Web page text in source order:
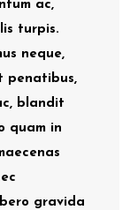
ac,
turpis.
neque,
penatibus,
blandit
quam in
gravida